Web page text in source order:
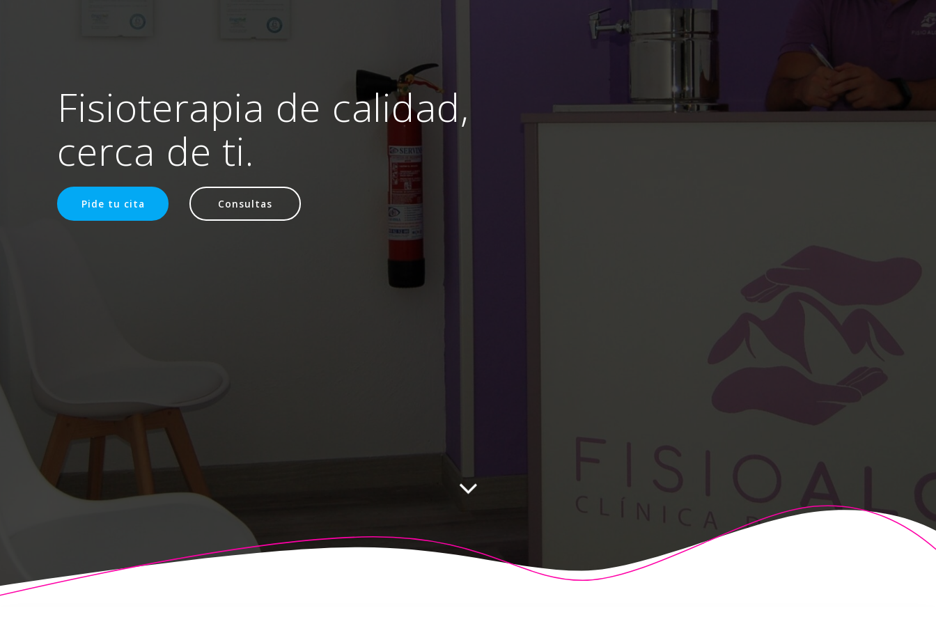
Fisioterapia de calidad,
cerca de ti.
Pide tu cita Consultas
© 2026 Fisioalcón. Construido utilizando WordPress y elHighlight Theme